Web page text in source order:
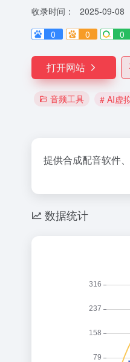
收录时间：
2025-09-08
0
0 0
打开网站
音频工具 # AI虚
提供合成配音软件
数据统计